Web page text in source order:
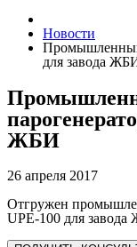
Новости
Промышленный
для завода
ЖБИ
26 апреля 2017
Отгружен
UPE-100 для